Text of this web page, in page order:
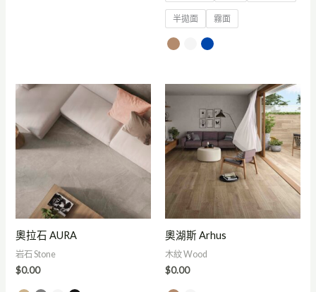
半拋面 霧面
奧拉石 AURA
岩石 Stone
$0.00
奧湖斯 Arhus
木紋 Wood
$0.00